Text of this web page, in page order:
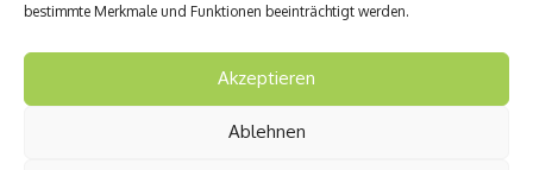
bestimmte Merkmale und Funktionen beeinträchtigt werden.
Akzeptieren
Ablehnen
Gekaufte Muttermilch enthält oft Keime